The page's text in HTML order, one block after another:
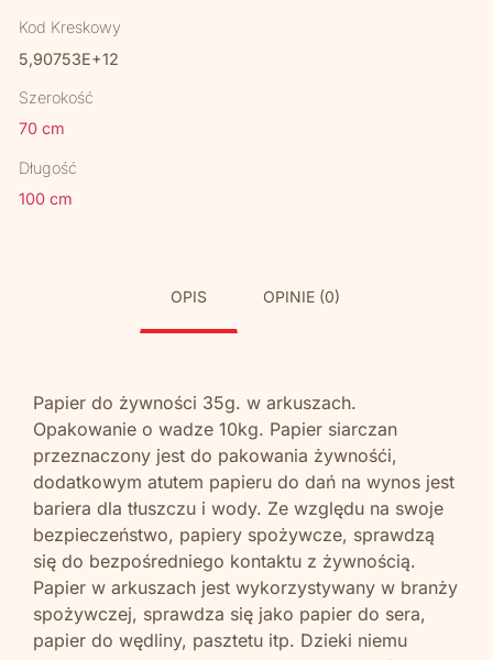
Kod Kreskowy
5,90753E+12
Szerokość
70 cm
Długość
100 cm
OPIS OPINIE (0)
Papier do żywności 35g. w arkuszach.
Opakowanie o wadze 10kg. Papier siarczan
przeznaczony jest do pakowania żywnośći,
dodatkowym atutem papieru do dań na wynos jest
bariera dla tłuszczu i wody. Ze względu na swoje
bezpieczeństwo, papiery spożywcze, sprawdzą
się do bezpośredniego kontaktu z żywnością.
Papier w arkuszach jest wykorzystywany w branży
spożywczej, sprawdza się jako papier do sera,
papier do wędliny, pasztetu itp. Dzieki niemu